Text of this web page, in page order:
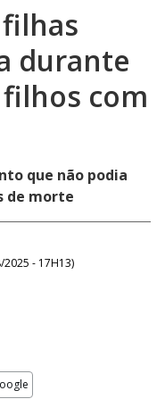
durante
com
que não podia
de morte
2025 - 17H13)